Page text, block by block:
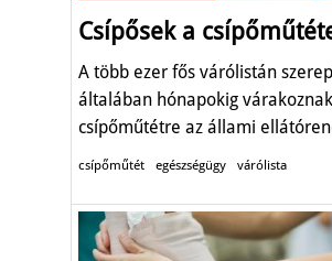
Csípősek a
A több ezer fős várólistán
általában hónapokig várakoznak
csípőműtétre az állami
csípőműtét egészségügy várólista